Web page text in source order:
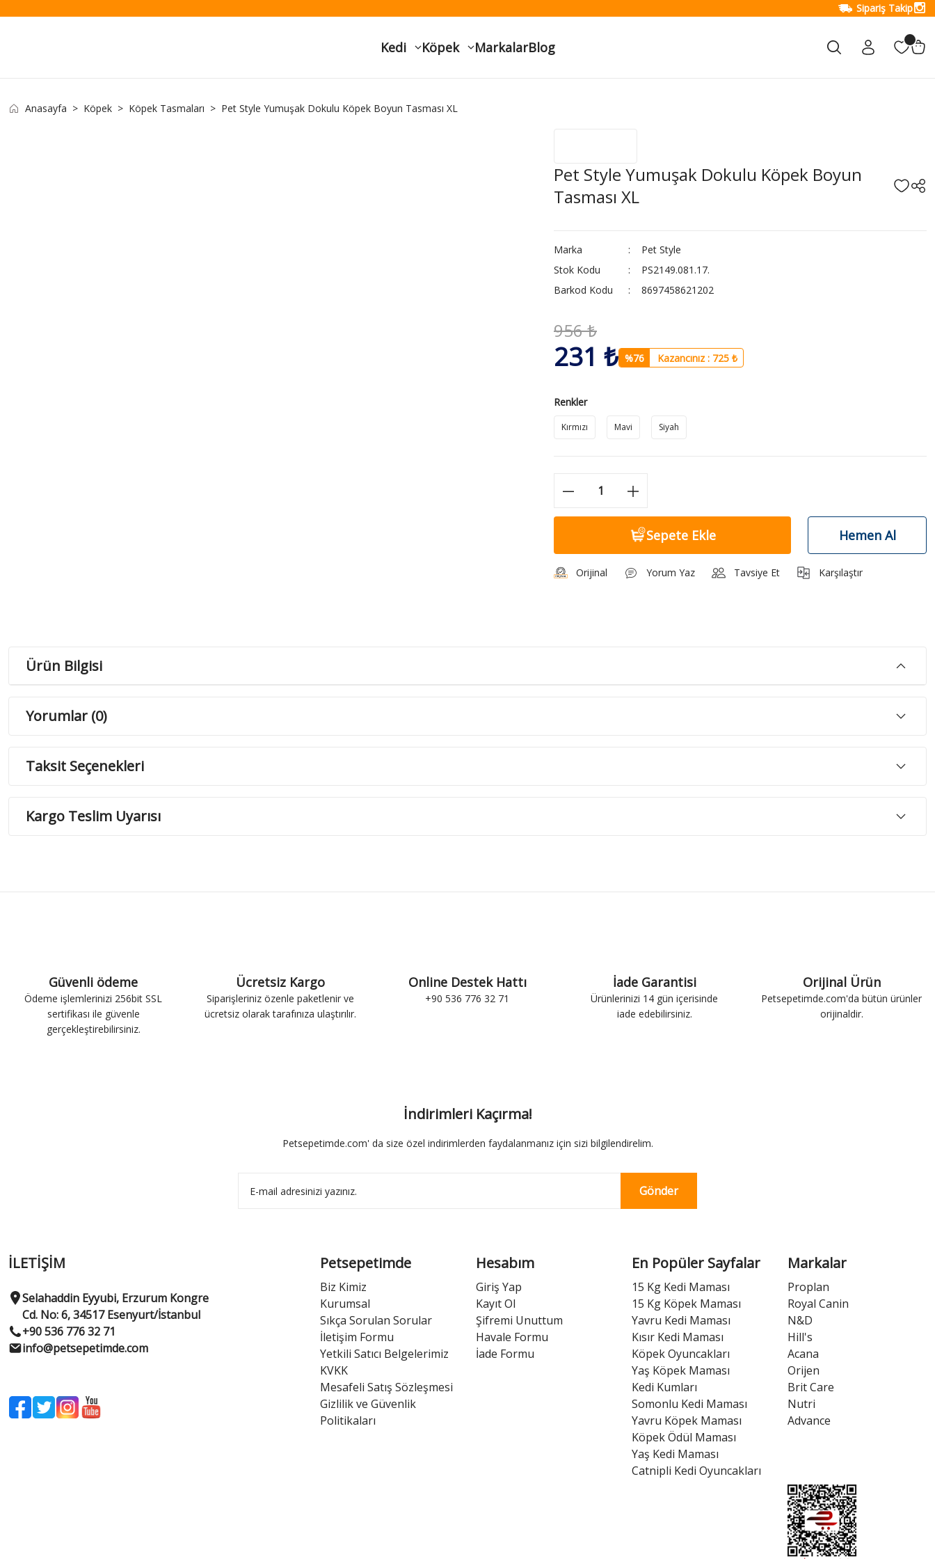
Sipariş Takip
Kedi Köpek MarkalarBlog
Anasayfa Köpek Köpek Tasmaları Pet Style Yumuşak Dokulu Köpek Boyun Tasması XL
Pet Style Yumuşak Dokulu Köpek Boyun
Tasması XL
Marka
Pet Style
Stok Kodu
PS2149.081.17.
Barkod Kodu
8697458621202
956 ₺
231 ₺ %76 Kazancınız : 725 ₺
Renkler
Kırmızı Mavi Siyah
Sepete Ekle Hemen Al
Orijinal Yorum Yaz Tavsiye Et Karşılaştır
Ürün Bilgisi
Yorumlar (0)
Taksit Seçenekleri
Kargo Teslim Uyarısı
Güvenli ödeme
Ödeme işlemlerinizi 256bit SSL
sertifikası ile güvenle
gerçekleştirebilirsiniz.
Ücretsiz Kargo
Siparişleriniz özenle paketlenir ve
ücretsiz olarak tarafınıza ulaştırılır.
Online Destek Hattı
+90 536 776 32 71
İade Garantisi
Ürünlerinizi 14 gün içerisinde
iade edebilirsiniz.
Orijinal Ürün
Petsepetimde.com'da bütün ürünler
orijinaldir.
İndirimleri Kaçırma!
Petsepetimde.com' da size özel indirimlerden faydalanmanız için sizi bilgilendirelim.
Gönder
İLETİŞİM
Selahaddin Eyyubi, Erzurum Kongre
Cd. No: 6, 34517 Esenyurt/İstanbul
+90 536 776 32 71
info@petsepetimde.com
Petsepetimde
Biz Kimiz
Kurumsal
Sıkça Sorulan Sorular
İletişim Formu
Yetkili Satıcı Belgelerimiz
KVKK
Mesafeli Satış Sözleşmesi
Gizlilik ve Güvenlik
Politikaları
Hesabım
Giriş Yap
Kayıt Ol
Şifremi Unuttum
Havale Formu
İade Formu
En Popüler Sayfalar
15 Kg Kedi Maması
15 Kg Köpek Maması
Yavru Kedi Maması
Kısır Kedi Maması
Köpek Oyuncakları
Yaş Köpek Maması
Kedi Kumları
Somonlu Kedi Maması
Yavru Köpek Maması
Köpek Ödül Maması
Yaş Kedi Maması
Catnipli Kedi Oyuncakları
Markalar
Proplan
Royal Canin
N&D
Hill's
Acana
Orijen
Brit Care
Nutri
Advance